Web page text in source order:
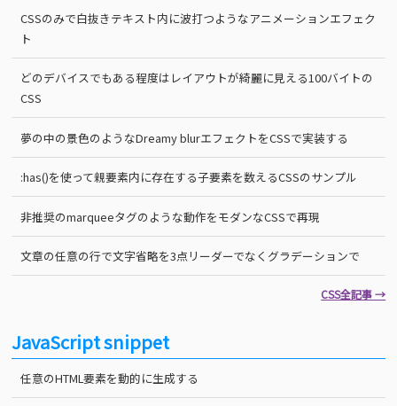
CSSのみで白抜きテキスト内に波打つようなアニメーションエフェク
ト
どのデバイスでもある程度はレイアウトが綺麗に見える100バイトの
CSS
夢の中の景色のようなDreamy blurエフェクトをCSSで実装する
:has()を使って親要素内に存在する子要素を数えるCSSのサンプル
非推奨のmarqueeタグのような動作をモダンなCSSで再現
文章の任意の行で文字省略を3点リーダーでなくグラデーションで
CSS全記事 →
JavaScript snippet
任意のHTML要素を動的に生成する